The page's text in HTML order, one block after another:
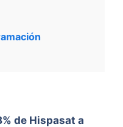
de Hispasat a